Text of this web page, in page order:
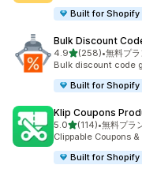
Built for Shopify
Bulk Discount
4.95つ星中
(258)
合計レビュー数：258
•無料プラ
Bulk discount code
Built for Shopify
Klip Coupons
5.05つ星中
(114)
合計レビュー数：114件
•無料プラ
Clippable Coupons
Built for Shopify